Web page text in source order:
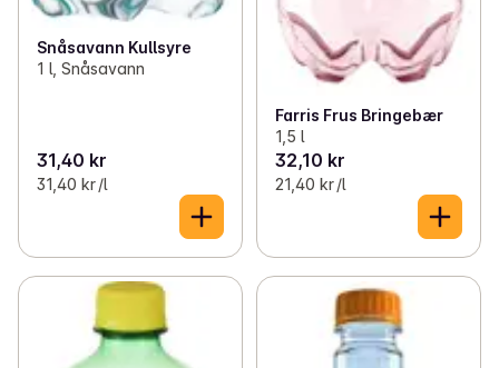
Snåsavann Kullsyre
1 l, Snåsavann
31,40 kr
31,40 kr /l
Farris Frus Bringebær
1,5 l
32,10 kr
21,40 kr /l